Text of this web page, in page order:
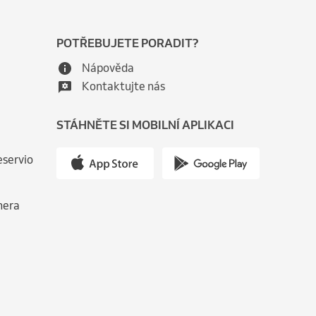
POTŘEBUJETE PORADIT?
Nápověda
Kontaktujte nás
STÁHNĚTE SI MOBILNÍ APLIKACI